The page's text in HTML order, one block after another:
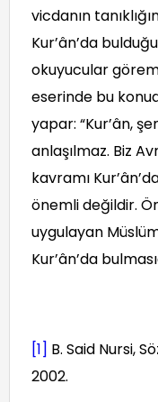
vicdanın
Kur’ân’da
okuyucular
eserinde bu
yapar: “Kur’ân,
anlaşılmaz. Biz
kavramı
önemli değildir.
uygulayan
Kur’ân’da
[1] B. Said Nursi,
2002.